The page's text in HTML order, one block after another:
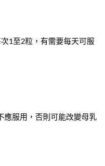
1至2粒，有需要每天可服
應服用，否則可能改變母乳